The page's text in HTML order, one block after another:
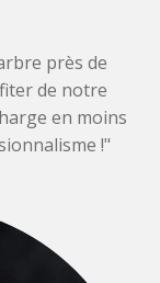
près de
de notre
en moins
!"